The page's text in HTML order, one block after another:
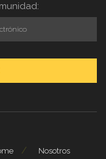
Nosotros